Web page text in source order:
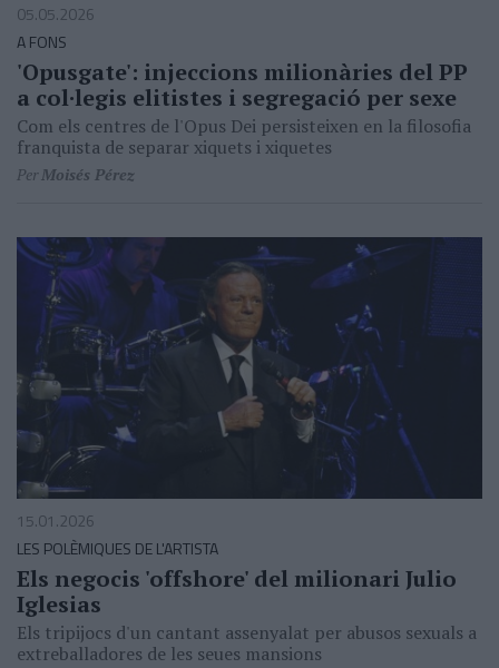
05.05.2026
A FONS
'Opusgate': injeccions milionàries del PP
a col·legis elitistes i segregació per sexe
Com els centres de l'Opus Dei persisteixen en la filosofia
franquista de separar xiquets i xiquetes
PerMoisés Pérez
15.01.2026
LES POLÈMIQUES DE L'ARTISTA
Els negocis 'offshore' del milionari Julio
Iglesias
Els tripijocs d'un cantant assenyalat per abusos sexuals a
extreballadores de les seues mansions